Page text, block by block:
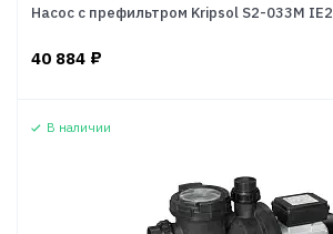
Насос с префильтром Kripsol S2-033M IE2
40 884 ₽
В наличии